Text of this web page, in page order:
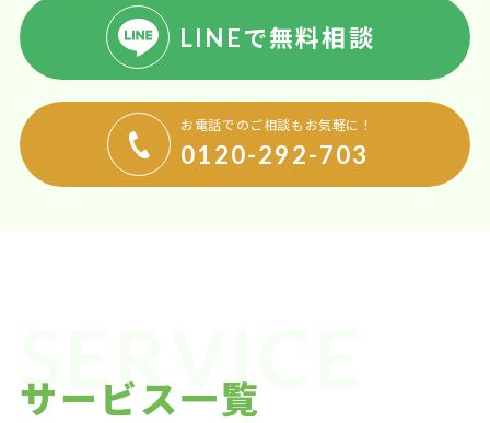
LINEで無料相談
お電話でのご相談もお気軽に！
0120-292-703
SERVICE
サービス一覧